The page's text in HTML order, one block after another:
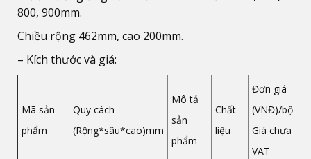
800, 900mm.
Chiều rộng 462mm, cao 200mm.
– Kích thước và giá:
Mã sản
phẩm
Quy cách
(Rộng*sâu*cao)mm
Mô tả
sản
phẩm
Chất
liệu
Đơn giá
(VNĐ)/bộ
Giá chưa
VAT